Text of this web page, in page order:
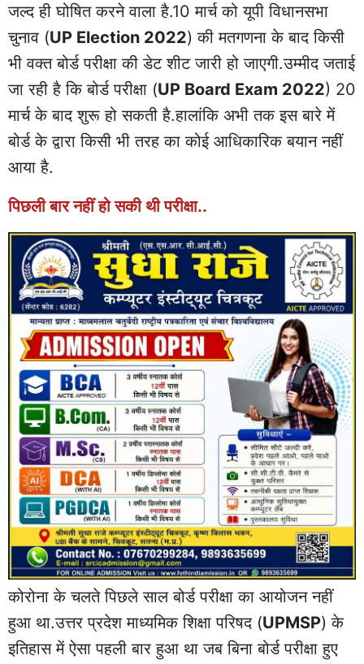
जल्द ही घोषित करने वाला है.10 मार्च को यूपी विधानसभा
चुनाव (UP Election 2022) की मतगणना के बाद किसी
भी वक्त बोर्ड परीक्षा की डेट शीट जारी हो जाएगी.उम्मीद जताई
जा रही है कि बोर्ड परीक्षा (UP Board Exam 2022) 20
मार्च के बाद शुरू हो सकती है.हालांकि अभी तक इस बारे में
बोर्ड के द्वारा किसी भी तरह का कोई आधिकारिक बयान नहीं
आया है.
पिछली बार नहीं हो सकी थी परीक्षा..
कोरोना के चलते पिछले साल बोर्ड परीक्षा का आयोजन नहीं
हुआ था.उत्तर प्रदेश माध्यमिक शिक्षा परिषद (UPMSP) के
इतिहास में ऐसा पहली बार हुआ था जब बिना बोर्ड परीक्षा हुए